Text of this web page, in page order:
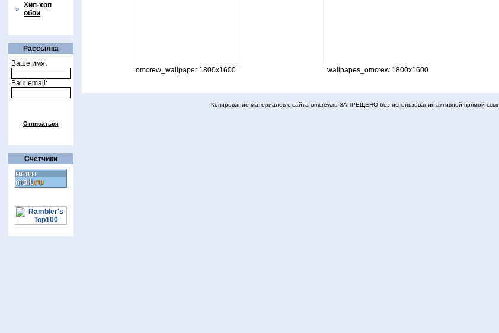
» Хип-хоп
обои
Рассылка
Ваше имя:
Ваш email:
Отписаться
Счетчики
omcrew_wallpaper 1800x1600 wallpapes_omcrew 1800x1600
Копирование материалов с сайта omcrew.ru ЗАПРЕЩЕНО без использования активной прямой